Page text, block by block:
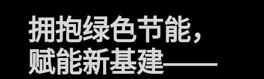
拥抱绿色节能，
赋能新基建——